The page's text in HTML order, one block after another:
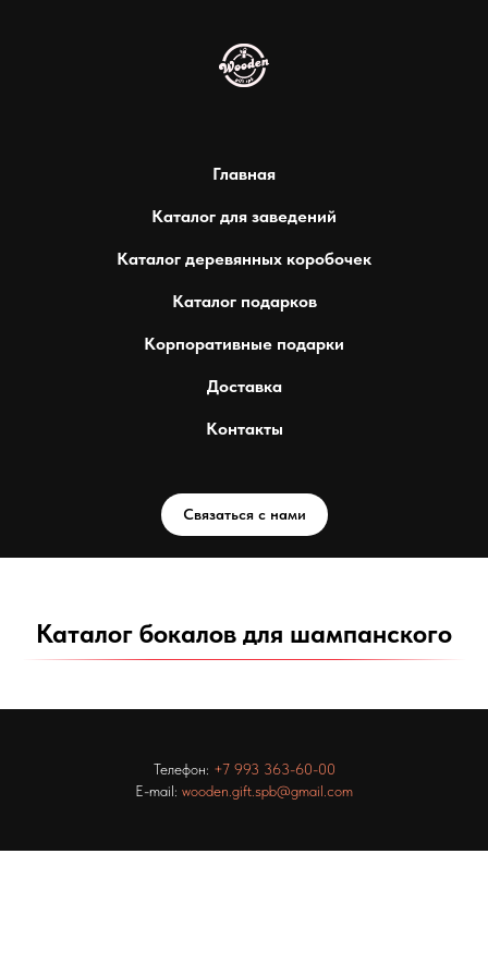
Главная
Каталог для заведений
Каталог деревянных коробочек
Каталог подарков
Корпоративные подарки
Доставка
Контакты
Связаться с нами
Каталог бокалов для шампанского
Телефон: +7 993 363-60-00
E-mail: wooden.gift.spb@gmail.com